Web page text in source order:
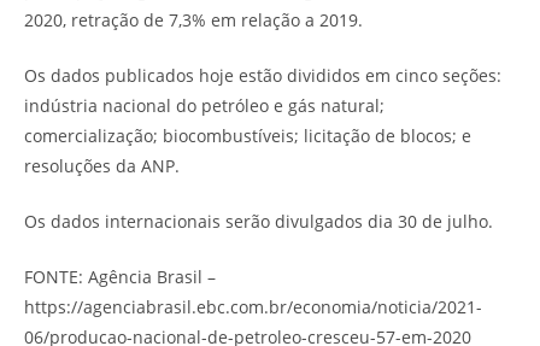
2020, retração de 7,3% em relação a 2019.
Os dados publicados hoje estão divididos em cinco seções:
indústria nacional do petróleo e gás natural;
comercialização; biocombustíveis; licitação de blocos; e
resoluções da ANP.
Os dados internacionais serão divulgados dia 30 de julho.
FONTE: Agência Brasil –
https://agenciabrasil.ebc.com.br/economia/noticia/2021-
06/producao-nacional-de-petroleo-cresceu-57-em-2020